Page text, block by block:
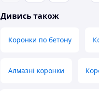
Дивись також
Коронки по бетону
Алмазні коронки